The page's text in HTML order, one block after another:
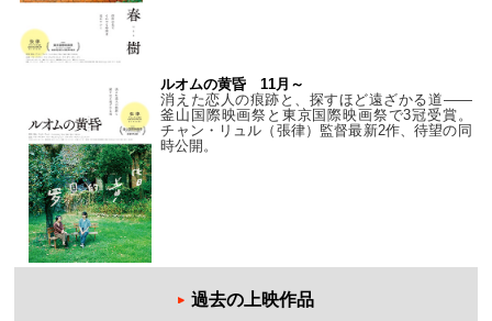
ルオムの黄昏 11月～
消えた恋人の痕跡と、探すほど遠ざかる道——
釜山国際映画祭と東京国際映画祭で3冠受賞。
チャン・リュル（張律）監督最新2作、待望の同
時公開。
過去の上映作品